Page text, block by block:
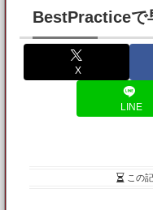
BestPracticeで
X
LINE
この